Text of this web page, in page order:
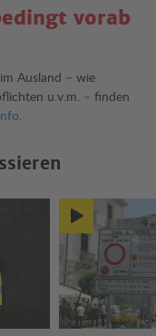
vorab
Ausland – wie
u.v.m. – finden
.